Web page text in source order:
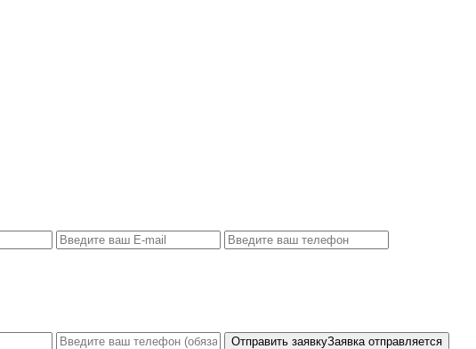
Отправить заявкуЗаявка отправляется